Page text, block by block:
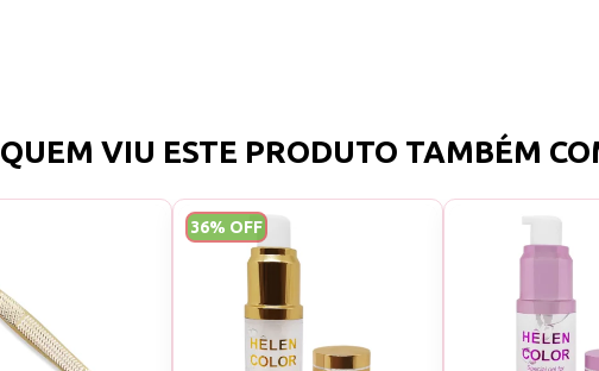
QUEM VIU ESTE PRODUTO TAMBÉM
36% OFF